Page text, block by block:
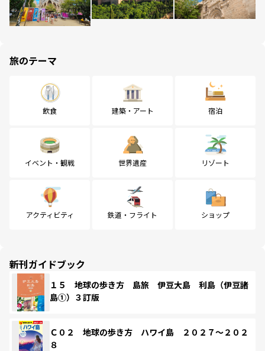
旅のテーマ
飲食 建築・アート 宿泊
イベント・観戦 世界遺産 リゾート
アクティビティ 鉄道・フライト ショップ
新刊ガイドブック
１５ 地球の歩き方 島旅 伊豆大島 利島（伊豆諸
島①）３訂版
Ｃ０２ 地球の歩き方 ハワイ島 ２０２７～２０２
８